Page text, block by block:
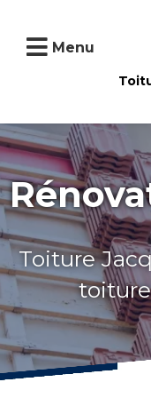
Menu
Toiture